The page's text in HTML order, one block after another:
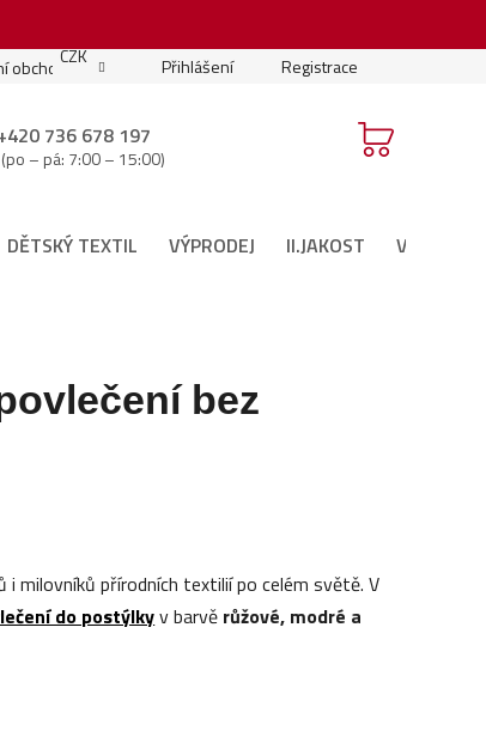
obchodu Moje objednávka Podmínky soutěže
CZK Přihlášení Registrace
736 678 197
(po – pá: 7:00 – 15:00)
DĚTSKÝ TEXTIL VÝPRODEJ II.JAKOST VÁNOČNÍ
bez
i milovníků přírodních textilií po celém světě. V
do postýlkyv barvě růžové, modré a